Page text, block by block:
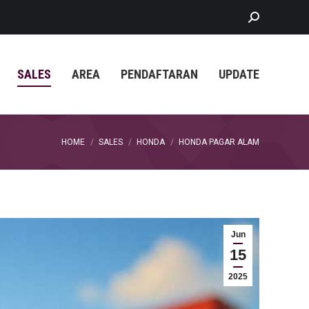
Search:
SALES AREA PENDAFTARAN UPDATE
You are here:
HOME SALES HONDA HONDA PAGAR ALAM
Jun
15
2025